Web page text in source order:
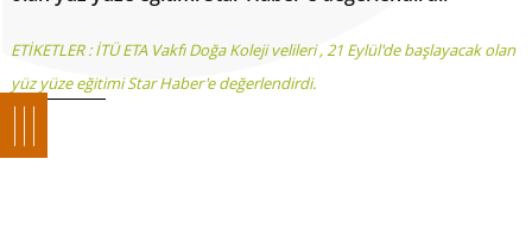
ETİKETLER :İTÜ ETA Vakfı Doğa Koleji velileri,21 Eylül'de başlayacak olan
yüz yüze eğitimi Star Haber'e değerlendirdi.